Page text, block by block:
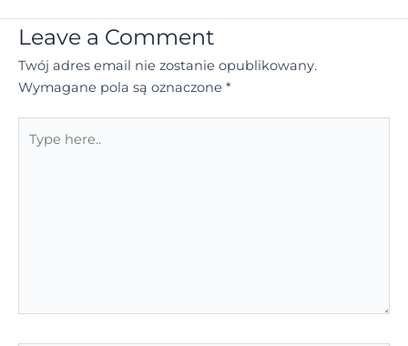
Leave a Comment
Twój adres email nie zostanie opublikowany.
Wymagane pola są oznaczone *
here..